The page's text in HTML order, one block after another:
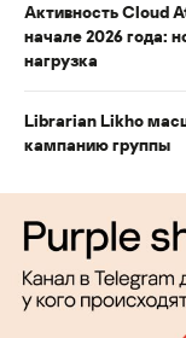
Активность Cloud
начале 2026 года:
нагрузка
Librarian Likho
кампанию группы